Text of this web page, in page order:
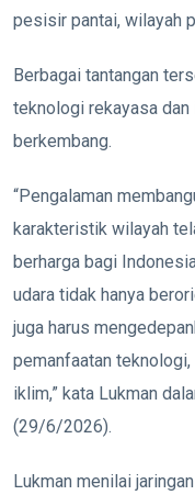
pesisir pantai, wilayah
Berbagai tantangan
teknologi rekayasa
berkembang.
“Pengalaman
karakteristik wilayah
berharga bagi
udara tidak hanya
juga harus
pemanfaatan
iklim,” kata Lukman
(29/6/2026).
Lukman menilai